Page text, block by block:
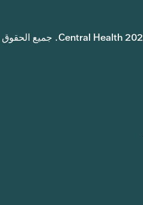
جميع الحقوق محفوظة © 2026 Central Health. جميع الحقوق